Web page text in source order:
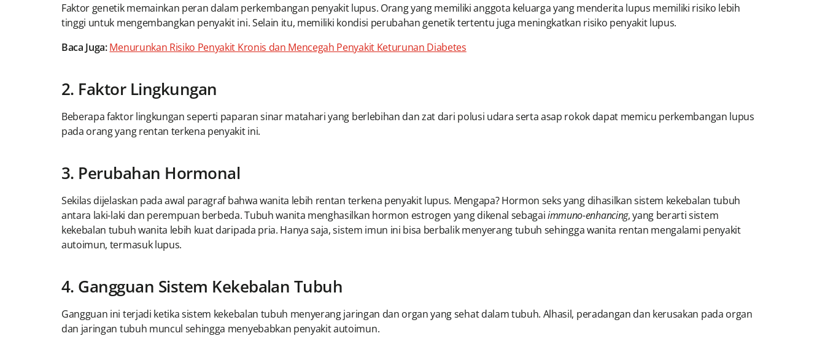
Faktor genetik memainkan peran dalam perkembangan penyakit lupus. Orang yang memiliki anggota keluarga yang menderita lupus memiliki risiko lebih
tinggi untuk mengembangkan penyakit ini. Selain itu, memiliki kondisi perubahan genetik tertentu juga meningkatkan risiko penyakit lupus.
Baca Juga:Menurunkan Risiko Penyakit Kronis dan Mencegah Penyakit Keturunan Diabetes
2. Faktor Lingkungan
Beberapa faktor lingkungan seperti paparan sinar matahari yang berlebihan dan zat dari polusi udara serta asap rokok dapat memicu perkembangan lupus
pada orang yang rentan terkena penyakit ini.
3. Perubahan Hormonal
Sekilas dijelaskan pada awal paragraf bahwa wanita lebih rentan terkena penyakit lupus. Mengapa? Hormon seks yang dihasilkan sistem kekebalan tubuh
antara laki-laki dan perempuan berbeda. Tubuh wanita menghasilkan hormon estrogen yang dikenal sebagaiimmuno-enhancing, yang berarti sistem
kekebalan tubuh wanita lebih kuat daripada pria. Hanya saja, sistem imun ini bisa berbalik menyerang tubuh sehingga wanita rentan mengalami penyakit
autoimun, termasuk lupus.
4. Gangguan Sistem Kekebalan Tubuh
Gangguan ini terjadi ketika sistem kekebalan tubuh menyerang jaringan dan organ yang sehat dalam tubuh. Alhasil, peradangan dan kerusakan pada organ
dan jaringan tubuh muncul sehingga menyebabkan penyakit autoimun.